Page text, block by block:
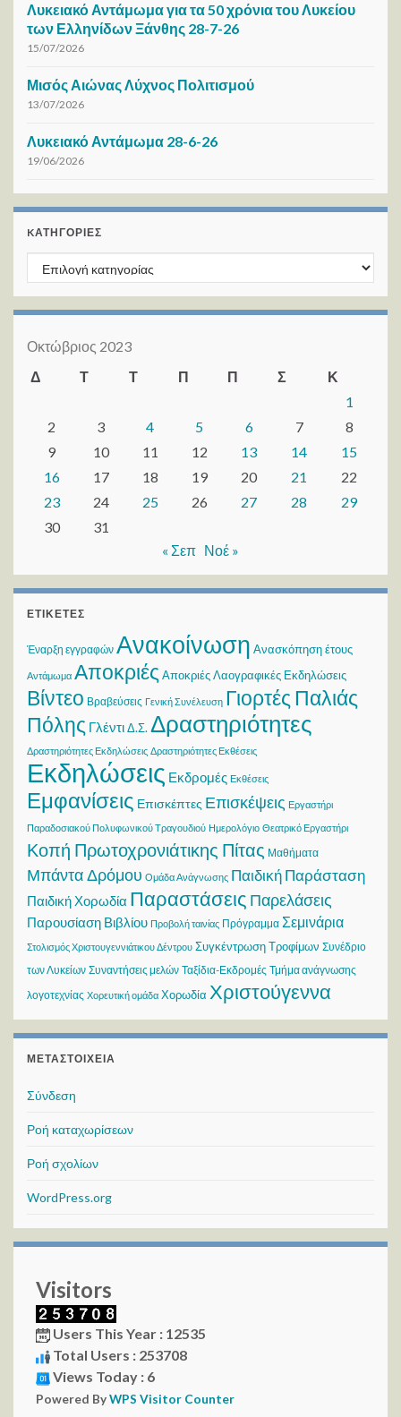
Λυκειακό Αντάμωμα για τα 50 χρόνια του Λυκείου
των Ελληνίδων Ξάνθης 28-7-26
15/07/2026
Μισός Αιώνας Λύχνος Πολιτισμού
13/07/2026
Λυκειακό Αντάμωμα 28-6-26
19/06/2026
KΑΤΗΓΟΡΊΕΣ
Kατηγορίες
Οκτώβριος 2023
Δ
Τ Τ Π Π Σ
Κ
1
2
3 4 5 6 7
8
9
10 11 12 13 14
15
16
17 18 19 20 21
22
23
24 25 26 27 28
29
30
31
« Σεπ Νοέ »
ΕΤΙΚΈΤΕΣ
Έναρξη εγγραφών Ανακοίνωση Ανασκόπηση έτους
Αντάμωμα Αποκριές Αποκριές Λαογραφικές Εκδηλώσεις
Βίντεο Βραβεύσεις Γενική Συνέλευση Γιορτές Παλιάς
Πόλης ΓλέντιΔ.Σ. Δραστηριότητες
Δραστηριότητες Εκδηλώσεις Δραστηριότητες Εκθέσεις
Εκδηλώσεις Εκδρομές Εκθέσεις
Εμφανίσεις Επισκέπτες Επισκέψεις Εργαστήρι
Παραδοσιακού Πολυφωνικού Τραγουδιού Ημερολόγιο Θεατρικό Εργαστήρι
Κοπή Πρωτοχρονιάτικης Πίτας Μαθήματα
Μπάντα Δρόμου Ομάδα Ανάγνωσης Παιδική Παράσταση
Παιδική Χορωδία Παραστάσεις Παρελάσεις
Παρουσίαση Βιβλίου Προβολή ταινίας Πρόγραμμα Σεμινάρια
Στολισμός Χριστουγεννιάτικου Δέντρου Συγκέντρωση Τροφίμων Συνέδριο
των Λυκείων Συναντήσεις μελών Ταξίδια-Εκδρομές Τμήμα ανάγνωσης
λογοτεχνίας Χορευτική ομάδα Χορωδία Χριστούγεννα
ΜΕΤΑΣΤΟΙΧΕΊΑ
Σύνδεση
Ροή καταχωρίσεων
Ροή σχολίων
WordPress.org
Visitors
Users This Year : 12535
Total Users : 253708
Views Today : 6
Powered ByWPS Visitor Counter